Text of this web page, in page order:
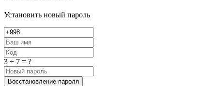
Установить новый пароль
3 + 7 = ?
Восстановление пароля